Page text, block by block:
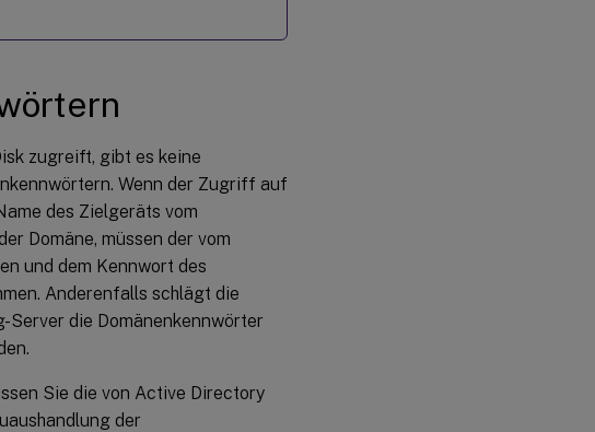
zugreift, gibt es keine
Wenn der Zugriff auf
des Zielgeräts vom
Domäne, müssen der vom
und dem Kennwort des
Anderenfalls schlägt die
Server die Domänenkennwörter
Sie die von Active Directory
der